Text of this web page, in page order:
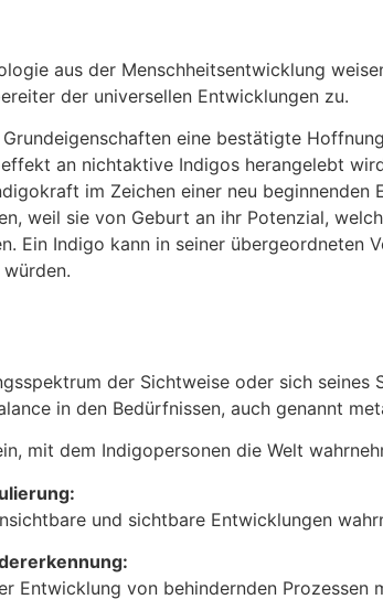
aus der Menschheitsentwicklung
der universellen Entwicklungen zu.
eine bestätigte
an nichtaktive Indigos herangelebt
im Zeichen einer neu
weil sie von Geburt an ihr Potenzial,
Ein Indigo kann in seiner übergeordneten
der Sichtweise oder sich
in den Bedürfnissen, auch genannt
mit dem Indigopersonen die Welt
und sichtbare Entwicklungen
Entwicklung von behindernden Prozessen